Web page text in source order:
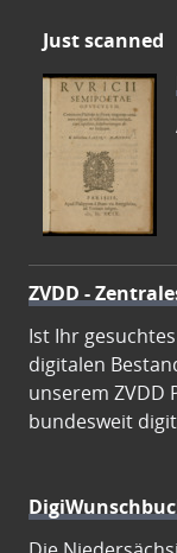
Just scanned
ZVDD -
Ist Ihr
digitalen
unserem ZVDD
bundesweit